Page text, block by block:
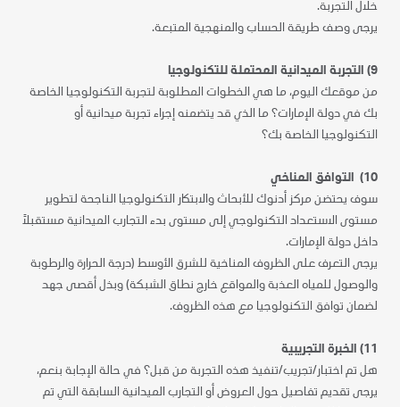
خلال التجربة.
يرجى وصف طريقة الحساب والمنهجية المتبعة.
9) التجربة الميدانية المحتملة للتكنولوجيا
من موقعك اليوم، ما هي الخطوات المطلوبة لتجربة التكنولوجيا الخاصة
بك في دولة الإمارات؟ ما الذي قد يتضمنه إجراء تجربة ميدانية أو
التكنولوجيا الخاصة بك؟
10) التوافق المناخي
سوف يحتضن مركز أدنوك للأبحاث والابتكار التكنولوجيا الناجحة لتطوير
مستوى الاستعداد التكنولوجي إلى مستوى بدء التجارب الميدانية مستقبلاً
داخل دولة الإمارات.
يرجى التعرف على الظروف المناخية للشرق الأوسط (درجة الحرارة والرطوبة
والوصول للمياه العذبة والمواقع خارج نطاق الشبكة) وبذل أقصى جهد
لضمان توافق التكنولوجيا مع هذه الظروف.
11) الخبرة التجريبية
هل تم اختبار/تجريب/تنفيذ هذه التجربة من قبل؟ في حالة الإجابة بنعم،
يرجى تقديم تفاصيل حول العروض أو التجارب الميدانية السابقة التي تم